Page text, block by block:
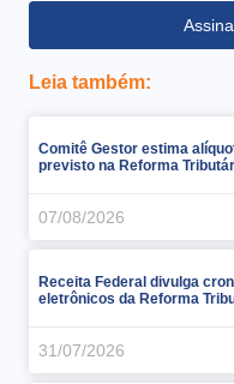
Leia também:
Comitê Gestor estima
previsto na Reforma
07/08/2026
Receita Federal divulga
eletrônicos da Reforma
31/07/2026